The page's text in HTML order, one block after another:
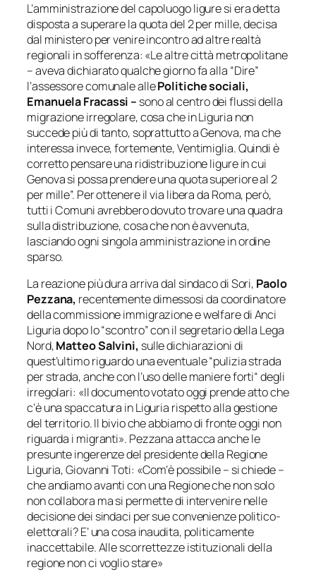
L’amministrazione del capoluogo ligure si era detta
disposta a superare la quota del 2 per mille, decisa
dal ministero per venire incontro ad altre realtà
regionali in sofferenza: «Le altre città metropolitane
– aveva dichiarato qualche giorno fa alla “Dire”
l’assessore comunale allePolitiche sociali,
Emanuela Fracassi – sono al centro dei flussi della
migrazione irregolare, cosa che in Liguria non
succede più di tanto, soprattutto a Genova, ma che
interessa invece, fortemente, Ventimiglia. Quindi è
corretto pensare una ridistribuzione ligure in cui
Genova si possa prendere una quota superiore al 2
per mille”. Per ottenere il via libera da Roma, però,
tutti i Comuni avrebbero dovuto trovare una quadra
sulla distribuzione, cosa che non è avvenuta,
lasciando ogni singola amministrazione in ordine
sparso.
La reazione più dura arriva dal sindaco di Sori, Paolo
Pezzana, recentemente dimessosi da coordinatore
della commissione immigrazione e welfare di Anci
Liguria dopo lo “scontro” con il segretario della Lega
Nord,Matteo Salvini, sulle dichiarazioni di
quest’ultimo riguardo una eventuale “pulizia strada
per strada, anche con l’uso delle maniere forti“ degli
irregolari: «Il documento votato oggi prende atto che
c’è una spaccatura in Liguria rispetto alla gestione
del territorio. Il bivio che abbiamo di fronte oggi non
riguarda i migranti». Pezzana attacca anche le
presunte ingerenze del presidente della Regione
Liguria, Giovanni Toti: «Com’è possibile– si chiede –
che andiamo avanti con una Regione che non solo
non collabora ma si permette di intervenire nelle
decisione dei sindaci per sue convenienze politico-
elettorali? E’ una cosa inaudita, politicamente
inaccettabile. Alle scorrettezze istituzionali della
regione non ci voglio stare»